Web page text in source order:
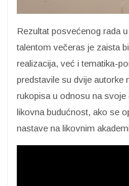
Rezultat posvećenog rada
talentom večeras je zaista
realizacija, već i tematika-
predstavile su dvije autorke
rukopisa u odnosu na svoje
likovna budućnost, ako se
nastave na likovnim